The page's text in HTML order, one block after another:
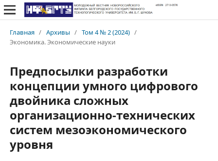
Главная / Архивы / Том 4 № 2 (2024) /
Экономика. Экономические науки
Предпосылки разработки
концепции умного цифрового
двойника сложных
организационно-технических
систем мезоэкономического
уровня